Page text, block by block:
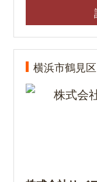
横浜市鶴見区